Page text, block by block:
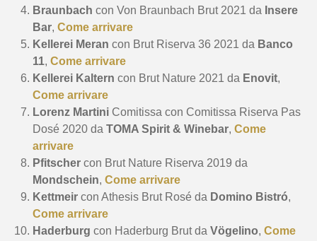
Braunbach con Von Braunbach Brut 2021 da Insere
Bar, Come arrivare
Kellerei Meran con Brut Riserva 36 2021 da Banco
11, Come arrivare
Kellerei Kaltern con Brut Nature 2021 da Enovit,
Come arrivare
Lorenz Martini Comitissa con Comitissa Riserva Pas
Dosé 2020 da TOMA Spirit & Winebar, Come
arrivare
Pfitscher con Brut Nature Riserva 2019 da
Mondschein, Come arrivare
Kettmeir con Athesis Brut Rosé da Domino Bistró,
Come arrivare
Haderburg con Haderburg Brut da Vögelino, Come